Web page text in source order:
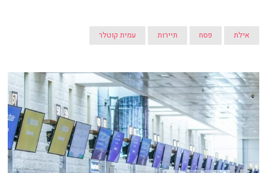
אילת פסח תיירות עמית קוטלר